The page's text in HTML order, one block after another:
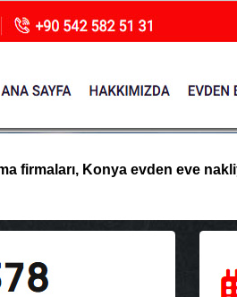
firmaları, Konya evden eve